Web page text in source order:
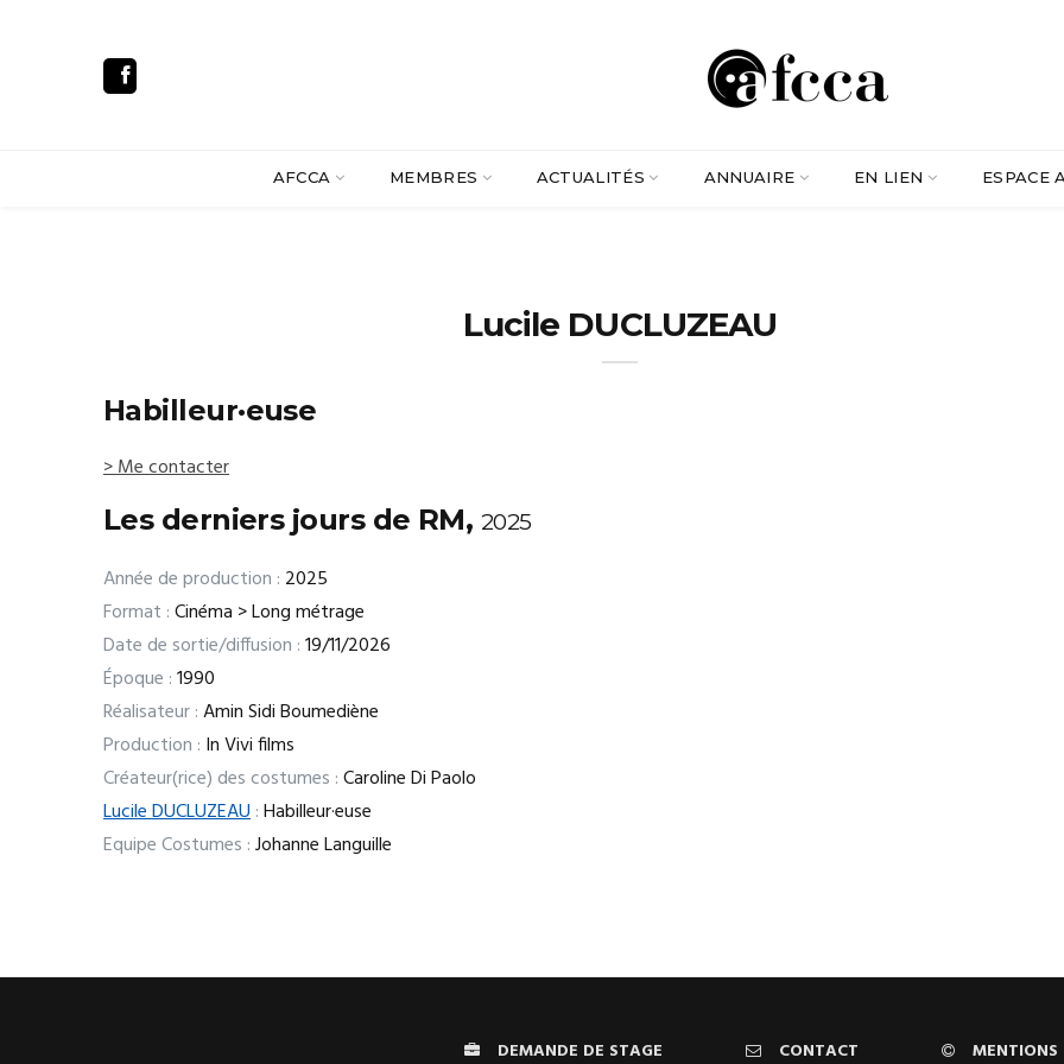
AFCCA MEMBRES ACTUALITÉS ANNUAIRE EN LIEN ESPACE
Lucile DUCLUZEAU
Habilleur·euse
> Me contacter
Les derniers jours de RM, 2025
Année de production : 2025
Format :Cinéma > Long métrage
Date de sortie/diffusion :19/11/2026
Époque :1990
Réalisateur :Amin Sidi Boumediène
Production : In Vivi films
Créateur(rice) des costumes :Caroline Di Paolo
Lucile DUCLUZEAU:Habilleur·euse
Equipe Costumes :Johanne Languille
DEMANDE DE STAGE CONTACT MENTIONS